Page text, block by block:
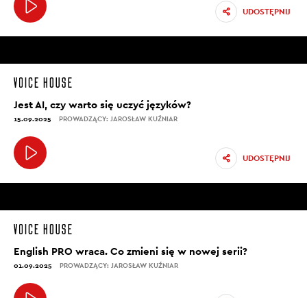
UDOSTĘPNIJ
Jest AI, czy warto się uczyć języków?
15.09.2025 PROWADZĄCY: JAROSŁAW KUŹNIAR
UDOSTĘPNIJ
English PRO wraca. Co zmieni się w nowej serii?
01.09.2025 PROWADZĄCY: JAROSŁAW KUŹNIAR